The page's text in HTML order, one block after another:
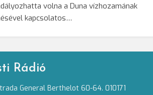
volna a Duna vízhozamának
kapcsolatos…
Rádió
General Berthelot 60-64. 010171